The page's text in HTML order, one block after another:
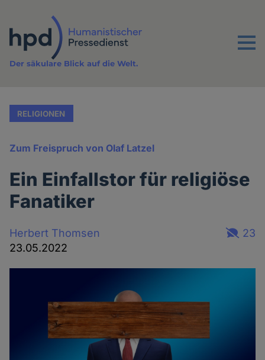
Inhalt
Menu
Der säkulare Blick auf die Welt.
RELIGIONEN
Zum Freispruch von Olaf Latzel
Ein Einfallstor für religiöse
Fanatiker
Herbert Thomsen
23.05.2022
23